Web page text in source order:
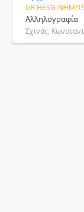
GR HESG-NHM/
Αλληλογραφία
Σχινάς,